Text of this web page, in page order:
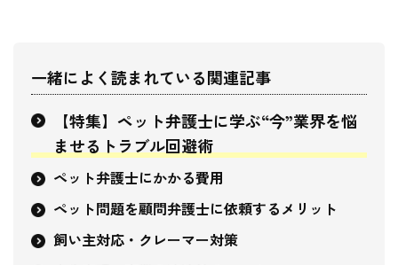
一緒によく読まれている関連記事
【特集】ペット弁護士に学ぶ“今”業界を悩
ませるトラブル回避術
ペット弁護士にかかる費用
ペット問題を顧問弁護士に依頼するメリット
飼い主対応・クレーマー対策